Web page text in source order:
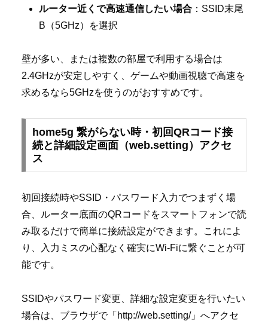
ルーター近くで高速通信したい場合 ：SSID末尾
B（5GHz）を選択
壁が多い、または複数の部屋で利用する場合は
2.4GHzが安定しやすく、ゲームや動画視聴で高速を
求めるなら5GHzを使うのがおすすめです。
home5g 繋がらない時・初回QRコード接
続と詳細設定画面（web.setting）アクセ
ス
初回接続時やSSID・パスワード入力でつまずく場
合、ルーター底面のQRコードをスマートフォンで読
み取るだけで簡単に接続設定ができます。これによ
り、入力ミスの心配なく確実にWi-Fiに繋ぐことが可
能です。
SSIDやパスワード変更、詳細な設定変更を行いたい
場合は、ブラウザで「http://web.setting/」へアクセ